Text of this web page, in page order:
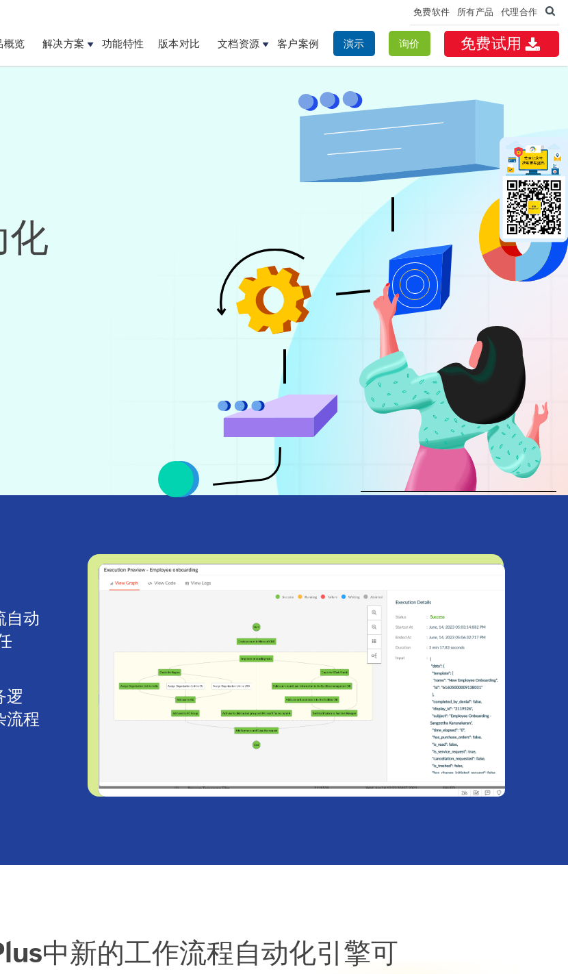
免费软件 所有产品 代理合作
免费试用
概览 解决方案 功能特性 版本对比 文档资源 客户案例 演示 询价
化
自动
逻
流程
中新的工作流程自动化引擎可